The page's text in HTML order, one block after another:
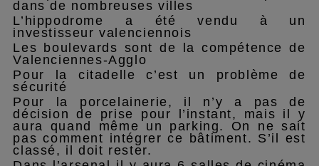
dans de nombreuses villes
L’hippodrome a été vendu à un
investisseur valenciennois
Les boulevards sont de la compétence de
Valenciennes-Agglo
Pour la citadelle c’est un problème de
sécurité
Pour la porcelainerie, il n’y a pas de
décision de prise pour l’instant, mais il y
aura quand même un parking. On ne sait
pas comment intégrer ce bâtiment. S’il est
classé, il doit rester.